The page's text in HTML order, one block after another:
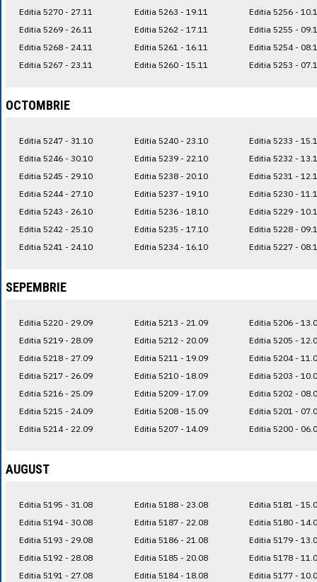
Editia 5270 - 27.11
Editia 5269 - 26.11
Editia 5268 - 24.11
Editia 5267 - 23.11
Editia 5263 - 19.11
Editia 5262 - 17.11
Editia 5261 - 16.11
Editia 5260 - 15.11
Editia 5256 -
Editia 5255 -
Editia 5254 -
Editia 5253 -
OCTOMBRIE
Editia 5247 - 31.10
Editia 5246 - 30.10
Editia 5245 - 29.10
Editia 5244 - 27.10
Editia 5243 - 26.10
Editia 5242 - 25.10
Editia 5241 - 24.10
Editia 5240 - 23.10
Editia 5239 - 22.10
Editia 5238 - 20.10
Editia 5237 - 19.10
Editia 5236 - 18.10
Editia 5235 - 17.10
Editia 5234 - 16.10
Editia 5233 -
Editia 5232 -
Editia 5231 -
Editia 5230 -
Editia 5229 -
Editia 5228 -
Editia 5227 -
SEPEMBRIE
Editia 5220 - 29.09
Editia 5219 - 28.09
Editia 5218 - 27.09
Editia 5217 - 26.09
Editia 5216 - 25.09
Editia 5215 - 24.09
Editia 5214 - 22.09
Editia 5213 - 21.09
Editia 5212 - 20.09
Editia 5211 - 19.09
Editia 5210 - 18.09
Editia 5209 - 17.09
Editia 5208 - 15.09
Editia 5207 - 14.09
Editia 5206 -
Editia 5205 -
Editia 5204 -
Editia 5203 -
Editia 5202 -
Editia 5201 -
Editia 5200 -
AUGUST
Editia 5195 - 31.08
Editia 5194 - 30.08
Editia 5193 - 29.08
Editia 5192 - 28.08
Editia 5191 - 27.08
Editia 5188 - 23.08
Editia 5187 - 22.08
Editia 5186 - 21.08
Editia 5185 - 20.08
Editia 5184 - 18.08
Editia 5181 -
Editia 5180 -
Editia 5179 -
Editia 5178 -
Editia 5177 -